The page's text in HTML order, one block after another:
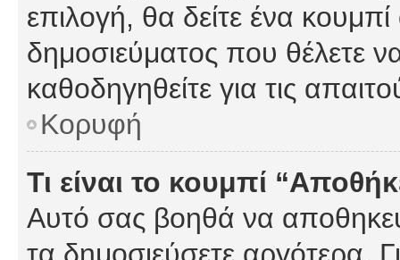
επιλογή, θα δείτε ένα
δημοσιεύματος που θέλετε
καθοδηγηθείτε για τις
Κορυφή
Τι είναι το κουμπί
Αυτό σας βοηθά να